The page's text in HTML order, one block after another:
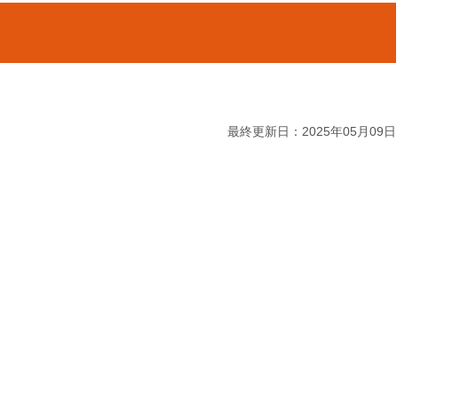
最終更新日：2025年05月09日